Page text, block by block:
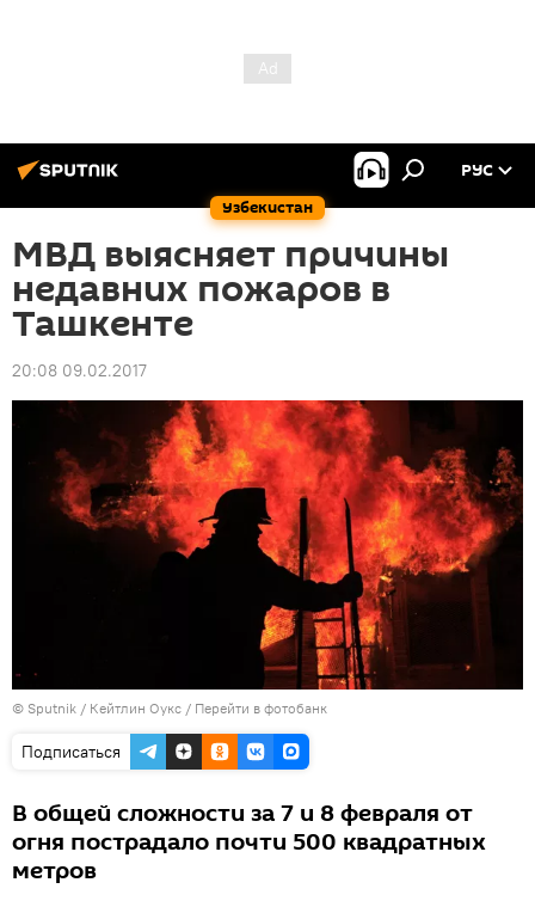
Узбекистан
РУС
МВД выясняет причины
недавних пожаров в
Ташкенте
20:08 09.02.2017
© Sputnik / Кейтлин Оукс / Перейти в фотобанк
Подписаться
В общей сложности за 7 и 8 февраля от
огня пострадало почти 500 квадратных
метров